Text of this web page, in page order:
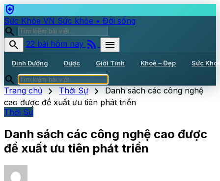
health_and_safety
Sức Khỏe VN Sức khỏe • Đời sống
search
search
22 bài hôm nay rss_feed menu
Dinh Dưỡng Dược Giới Tính Khoẻ – Đẹp Sức
search
Trang chủ chevron_right Thời Sự chevron_right Danh sách các công nghệ
cao được đề xuất ưu tiên phát triển
Thời Sự
Danh sách các công nghệ cao được
đề xuất ưu tiên phát triển